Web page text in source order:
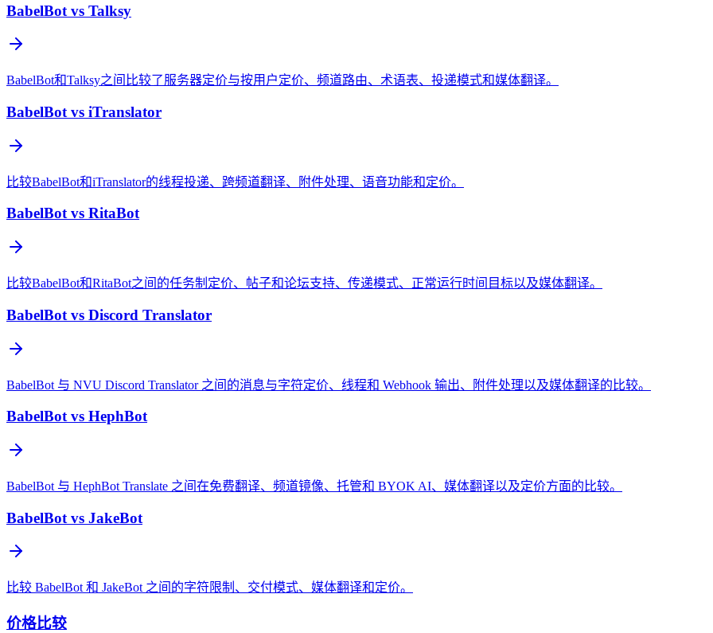
BabelBot vs Talksy
BabelBot和Talksy之间比较了服务器定价与按用户定价、频道路由、术语表、投递模式和媒体翻译。
BabelBot vs iTranslator
比较BabelBot和iTranslator的线程投递、跨频道翻译、附件处理、语音功能和定价。
BabelBot vs RitaBot
比较BabelBot和RitaBot之间的任务制定价、帖子和论坛支持、传递模式、正常运行时间目标以及媒体翻译。
BabelBot vs Discord Translator
BabelBot 与 NVU Discord Translator 之间的消息与字符定价、线程和 Webhook 输出、附件处理以及媒体翻译的比较。
BabelBot vs HephBot
BabelBot 与 HephBot Translate 之间在免费翻译、频道镜像、托管和 BYOK AI、媒体翻译以及定价方面的比较。
BabelBot vs JakeBot
比较 BabelBot 和 JakeBot 之间的字符限制、交付模式、媒体翻译和定价。
价格比较